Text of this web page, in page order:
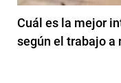
Cuál es la mejor
según el trabajo a